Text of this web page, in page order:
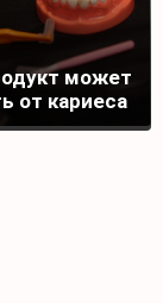
может
от кариеса